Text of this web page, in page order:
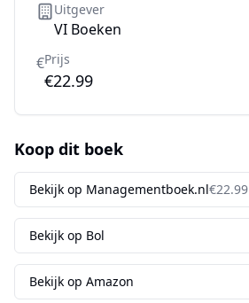
Uitgever
VI Boeken
€Prijs
€22.99
Koop dit boek
Bekijk op Managementboek.nl€22.99
Bekijk op Bol
Bekijk op Amazon